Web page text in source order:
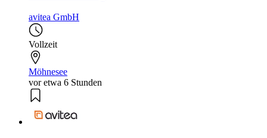
avitea GmbH
Vollzeit
Möhnesee
vor etwa 6 Stunden